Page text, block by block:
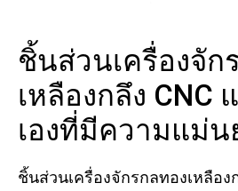
ชิ้นส่วนเครื่องจัก
เหลืองกลึง CNC
เองที่มีความแม่น
ชิ้นส่วนเครื่องจักรกลทองเหลือง